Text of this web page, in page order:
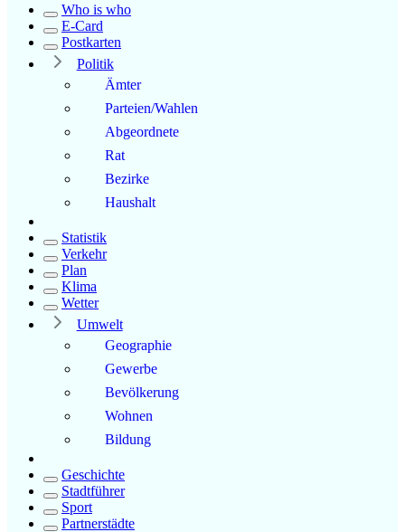
Who is who
E-Card
Postkarten
Politik
Ämter
Parteien/Wahlen
Abgeordnete
Rat
Bezirke
Haushalt
Statistik
Verkehr
Plan
Klima
Wetter
Umwelt
Geographie
Gewerbe
Bevölkerung
Wohnen
Bildung
Geschichte
Stadtführer
Sport
Partnerstädte